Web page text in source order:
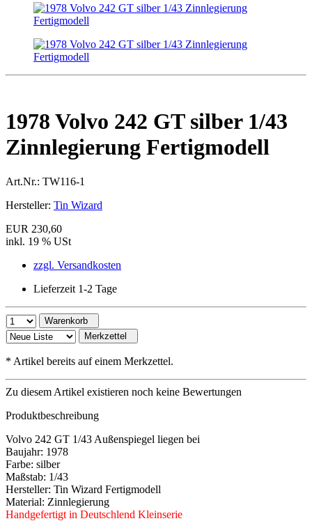
1978 Volvo 242 GT silber 1/43
Zinnlegierung Fertigmodell
Art.Nr.: TW116-1
Hersteller: Tin Wizard
EUR 230,60
inkl. 19 % USt
zzgl. Versandkosten
Lieferzeit 1-2 Tage
Warenkorb
Merkzettel
* Artikel bereits auf einem Merkzettel.
Zu diesem Artikel existieren noch keine Bewertungen
Produktbeschreibung
Volvo 242 GT 1/43 Außenspiegel liegen bei
Baujahr: 1978
Farbe: silber
Maßstab: 1/43
Hersteller: Tin Wizard Fertigmodell
Material: Zinnlegierung
Handgefertigt in Deutschlend Kleinserie